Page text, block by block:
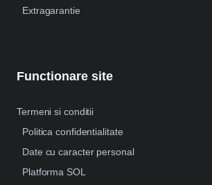
Extragarantie
Functionare site
Termeni si conditii
Politica confidentialitate
Date cu caracter personal
Platforma SOL